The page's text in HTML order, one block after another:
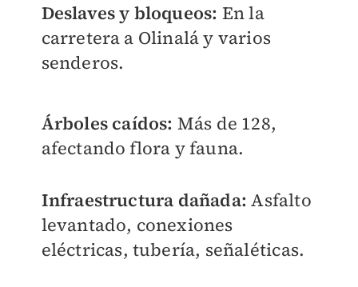
Deslaves y bloqueos: En la
carretera a Olinalá y varios
senderos.
Árboles caídos: Más de 128,
afectando flora y fauna.
Infraestructura dañada: Asfalto
levantado, conexiones
eléctricas, tubería, señaléticas.